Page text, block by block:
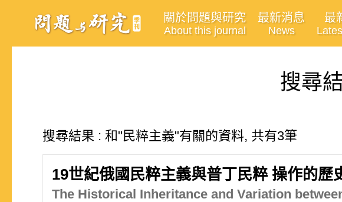
關於問題與研究
About this journal
最新消息
News
最
搜尋
搜尋結果 : 和"民粹主義"有關的資料, 共有3筆
19世紀俄國民粹主義與普丁民粹 操作的歷
The Historical Inheritance and Variation